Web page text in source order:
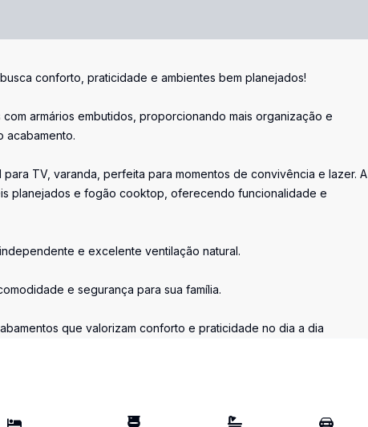
conforto, praticidade e ambientes bem planejados!
armários embutidos, proporcionando mais organização e
acabamento.
TV, varanda, perfeita para momentos de convivência e lazer. A
planejados e fogão cooktop, oferecendo funcionalidade e
e excelente ventilação natural.
e segurança para sua família.
que valorizam conforto e praticidade no dia a dia